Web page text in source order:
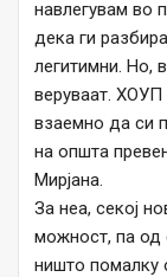
навлегувам во
дека ги
легитимни. Но,
веруваат.
взаемно да си
на општа
Мирјана.
За неа, секој
можност, па од
ништо помалку